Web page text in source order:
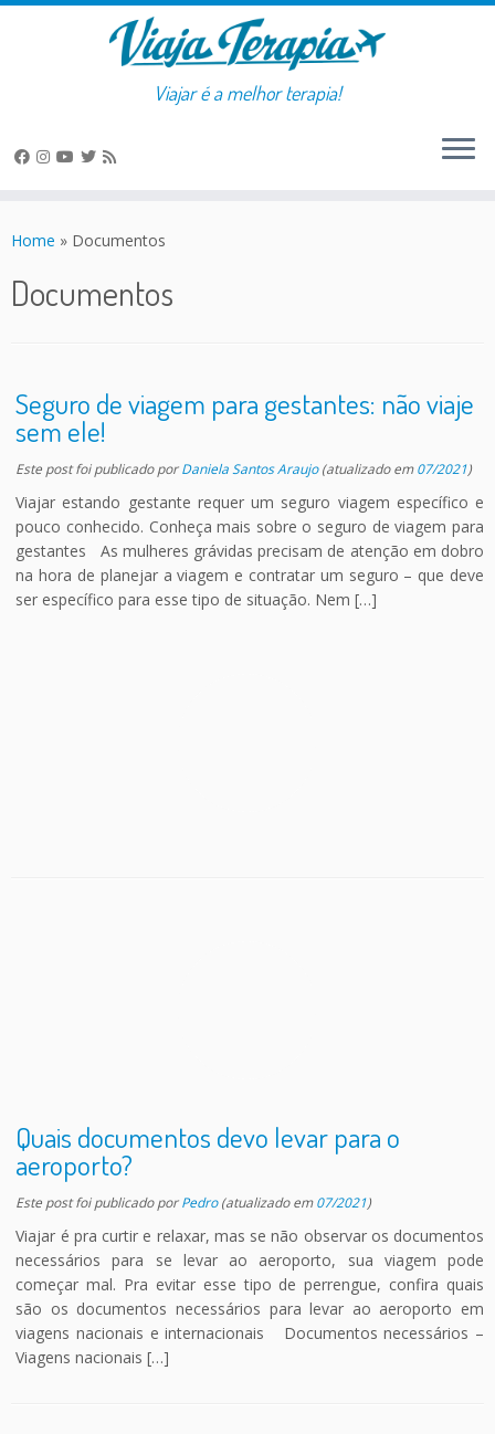
to
Viajar é a melhor terapia!
Home » Documentos
Documentos
Seguro de viagem para gestantes: não viaje
sem ele!
Este post foi publicadoporDaniela Santos Araujo(atualizado em07/2021)
Viajar estando gestante requer um seguro viagem específico e
pouco conhecido. Conheça mais sobre o seguro de viagem para
gestantes As mulheres grávidas precisam de atenção em dobro
na hora de planejar a viagem e contratar um seguro – que deve
ser específico para esse tipo de situação. Nem […]
Quais documentos devo levar para o
aeroporto?
Este post foi publicadoporPedro(atualizado em07/2021)
Viajar é pra curtir e relaxar, mas se não observar os documentos
necessários para se levar ao aeroporto, sua viagem pode
começar mal. Pra evitar esse tipo de perrengue, confira quais
são os documentos necessários para levar ao aeroporto em
viagens nacionais e internacionais Documentos necessários –
Viagens nacionais […]